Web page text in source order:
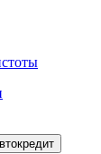
автокредит